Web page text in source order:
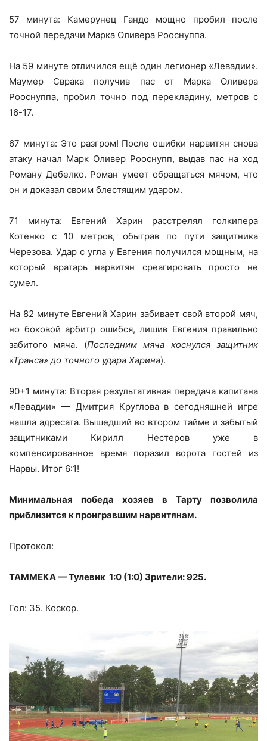
57 минута: Камерунец Гандо мощно пробил после
точной передачи Марка Оливера Рооснуппа.
На 59 минуте отличился ещё один легионер «Левадии».
Маумер Сврака получив пас от Марка Оливера
Рооснуппа, пробил точно под перекладину, метров с
16-17.
67 минута: Это разгром! После ошибки нарвитян снова
атаку начал Марк Оливер Рооснупп, выдав пас на ход
Роману Дебелко. Роман умеет обращаться мячом, что
он и доказал своим блестящим ударом.
71 минута: Евгений Харин расстрелял голкипера
Котенко с 10 метров, обыграв по пути защитника
Черезова. Удар с угла у Евгения получился мощным, на
который вратарь нарвитян среагировать просто не
сумел.
На 82 минуте Евгений Харин забивает свой второй мяч,
но боковой арбитр ошибся, лишив Евгения правильно
забитого мяча. (Последним мяча коснулся защитник
«Транса» до точного удара Харина).
90+1 минута: Вторая результативная передача капитана
«Левадии» — Дмитрия Круглова в сегодняшней игре
нашла адресата. Вышедший во втором тайме и забытый
защитниками Кирилл Нестеров уже в
компенсированное время поразил ворота гостей из
Нарвы. Итог 6:1!
Минимальная победа хозяев в Тарту позволила
приблизится к проигравшим нарвитянам.
Протокол:
ТАММЕКА — Тулевик 1:0 (1:0) Зрители: 925.
Гол: 35. Коскор.